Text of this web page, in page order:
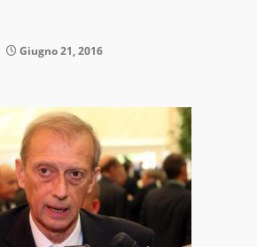
Giugno 21, 2016